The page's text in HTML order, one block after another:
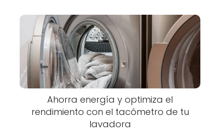
Ahorra energía y optimiza el
rendimiento con el tacómetro de tu
lavadora